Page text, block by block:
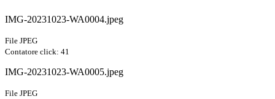
IMG-20231023-WA0004.jpeg
File JPEG
Contatore click: 41
IMG-20231023-WA0005.jpeg
File JPEG